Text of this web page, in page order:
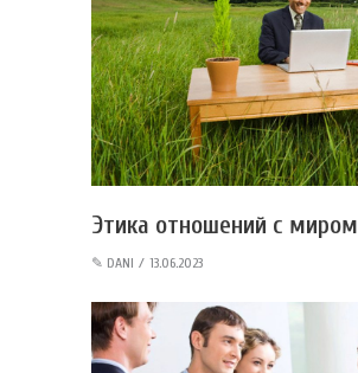
Этика отношений с миром
✎ DANI 13.06.2023